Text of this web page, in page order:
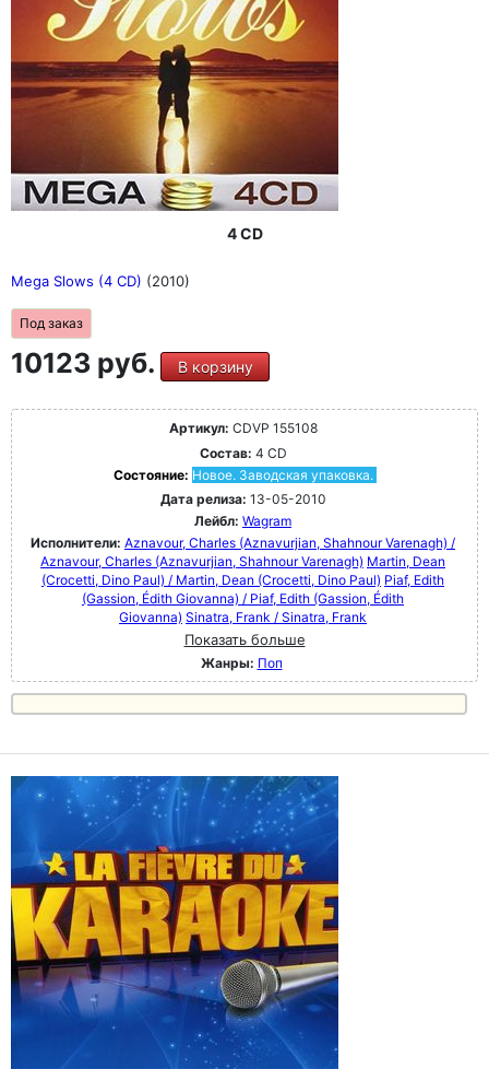
4 CD
Mega Slows (4 CD) (2010)
Под заказ
10123 руб. В корзину
Артикул: CDVP 155108
Состав: 4 CD
Состояние: Новое. Заводская упаковка.
Дата релиза: 13-05-2010
Лейбл: Wagram
Исполнители: Aznavour, Charles (Aznavurjian, Shahnour Varenagh) /
Aznavour, Charles (Aznavurjian, Shahnour Varenagh) Martin, Dean
(Crocetti, Dino Paul) / Martin, Dean (Crocetti, Dino Paul) Piaf, Edith
(Gassion, Édith Giovanna) / Piaf, Edith (Gassion, Édith
Giovanna) Sinatra, Frank / Sinatra, Frank
Показать больше
Жанры: Поп